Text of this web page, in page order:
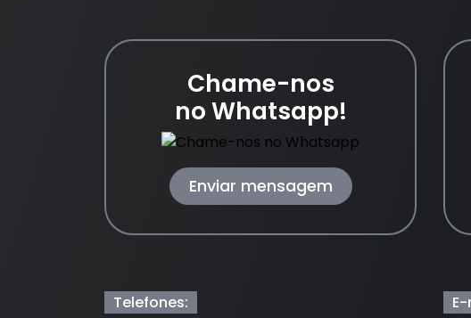
Chame-nos
no Whatsapp!
Enviar mensagem
Telefones: